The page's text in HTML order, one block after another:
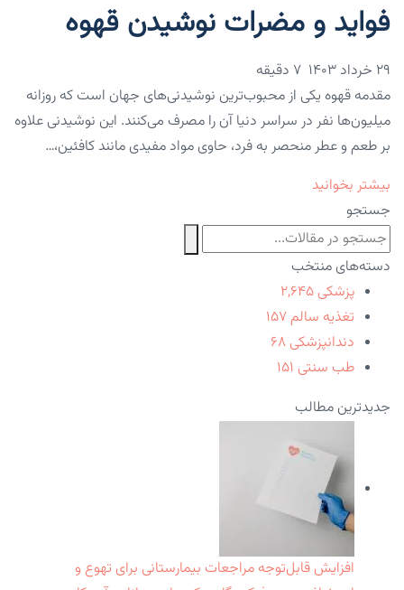
فواید و مضرات نوشیدن قهوه
۲۹ خرداد ۱۴۰۳
مقدمه قهوه یکی از محبوب‌ترین نوشیدنی‌های جهان است که روزانه
میلیون‌ها نفر در سراسر دنیا آن را مصرف می‌کنند. این نوشیدنی علاوه
بر طعم و عطر منحصر به فرد، حاوی مواد مفیدی مانند کافئین،…
بیشتر بخوانید
جستجو
دسته‌های منتخب
پزشکی ۲,۶۴۵
تغذیه سالم ۱۵۷
دندانپزشکی ۶۸
طب سنتی ۱۵۱
جدیدترین مطالب
افزایش قابل‌توجه مراجعات بیمارستانی برای تهوع و